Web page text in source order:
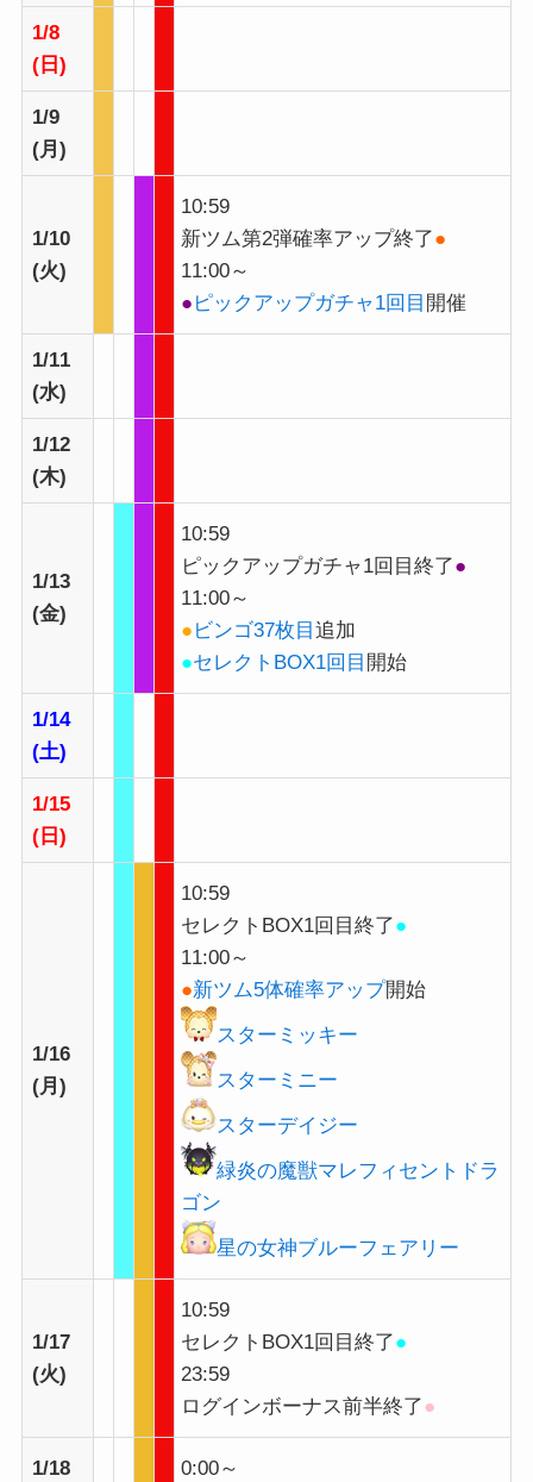
1/8
(日)
1/9
(月)
1/10
(火)
10:59
新ツム第2弾確率アップ終了●
11:00～
● ピックアップガチャ1回目 開催
1/11
(水)
1/12
(木)
1/13
(金)
10:59
ピックアップガチャ1回目終了●
11:00～
● ビンゴ37枚目追加
●セレクトBOX1回目 開始
1/14
(土)
1/15
(日)
1/16
(月)
10:59
セレクトBOX1回目終了●
11:00～
●新ツム5体確率アップ開始
スターミッキー
スターミニー
スターデイジー
緑炎の魔獣マレフィセントドラ
ゴン
星の女神ブルーフェアリー
1/17
(火)
10:59
セレクトBOX1回目終了●
23:59
ログインボーナス前半終了●
1/18
0:00～